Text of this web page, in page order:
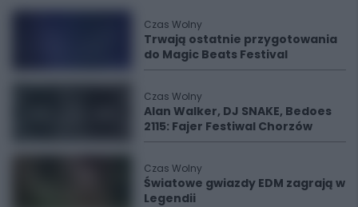
Czas Wolny
Trwają ostatnie przygotowania
do Magic Beats Festival
Czas Wolny
Alan Walker, DJ SNAKE, Bedoes
2115: Fajer Festiwal Chorzów
Czas Wolny
Światowe gwiazdy EDM zagrają w
Legendii